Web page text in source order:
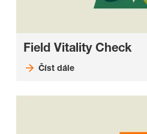
Field Vitality Check
Číst dále